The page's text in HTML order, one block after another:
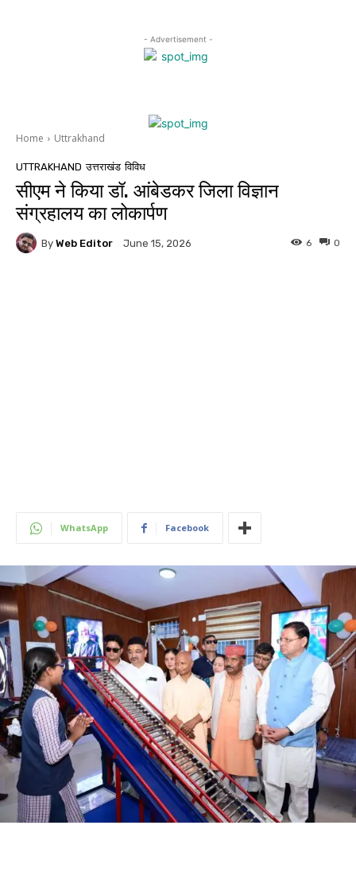
- Advertisement -